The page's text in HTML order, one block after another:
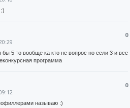
0
5 то вообще ка кто не вопрос но если 3 и все
программа
0
называю :)